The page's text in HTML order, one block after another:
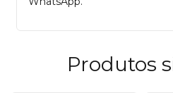
Produtos